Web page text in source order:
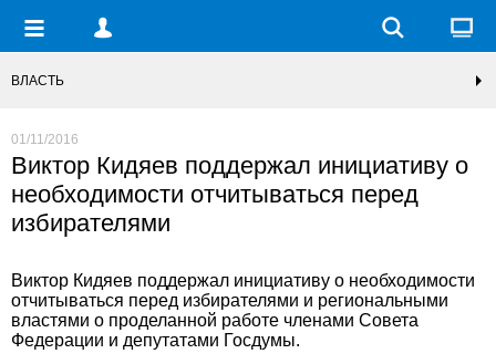
ВЛАСТЬ
01/11/2016
Виктор Кидяев поддержал инициативу о
необходимости отчитываться перед
избирателями
Виктор Кидяев поддержал инициативу о необходимости
отчитываться перед избирателями и региональными
властями о проделанной работе членами Совета
Федерации и депутатами Госдумы.